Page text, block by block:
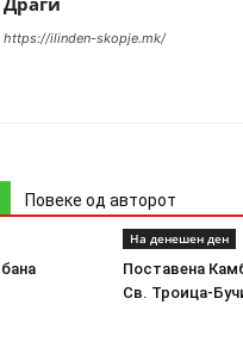
https://ilinden-skopje.mk/
Повеке од авторот
На денешен ден
Поставена
Св. Троица-